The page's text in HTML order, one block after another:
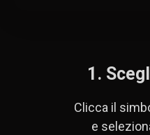
1.
Clicca il
e